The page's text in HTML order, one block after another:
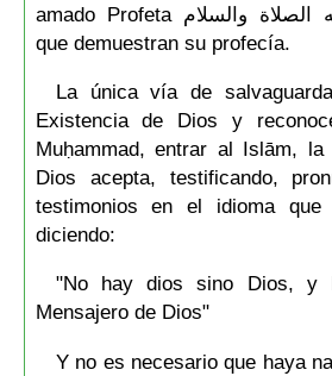
amado Profeta عليه الصلاة والسلام tuvo milagros
que demuestran su profecía.
La única vía de
Existencia de Dios y
Muḥammad, entrar al Islām,
Dios acepta, testificando,
testimonios en el idioma
diciendo:
"No hay dios sino Dios, y
Mensajero de Dios"
Y no es necesario que haya